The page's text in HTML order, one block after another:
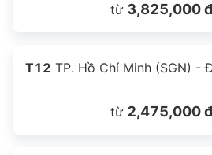
từ 3,825,000 đ
T12 TP. Hồ Chí Minh (SGN) -
từ 2,475,000 đ